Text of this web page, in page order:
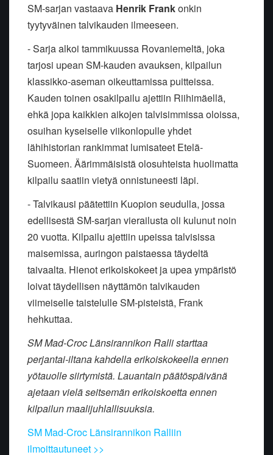
SM-sarjan vastaava Henrik Frankonkin
tyytyväinen talvikauden ilmeeseen.
- Sarja alkoi tammikuussa Rovaniemeltä, joka
tarjosi upean SM-kauden avauksen, kilpailun
klassikko-aseman oikeuttamissa puitteissa.
Kauden toinen osakilpailu ajettiin Riihimäellä,
ehkä jopa kaikkien aikojen talvisimmissa oloissa,
osuihan kyseiselle viikonlopulle yhdet
lähihistorian rankimmat lumisateet Etelä-
Suomeen. Äärimmäisistä olosuhteista huolimatta
kilpailu saatiin vietyä onnistuneesti läpi.
- Talvikausi päätettiin Kuopion seudulla, jossa
edellisestä SM-sarjan vierailusta oli kulunut noin
20 vuotta. Kilpailu ajettiin upeissa talvisissa
maisemissa, auringon paistaessa täydeltä
taivaalta. Hienot erikoiskokeet ja upea ympäristö
loivat täydellisen näyttämön talvikauden
viimeiselle taistelulle SM-pisteistä, Frank
hehkuttaa.
SM Mad-Croc Länsirannikon Ralli starttaa
perjantai-iltana kahdella erikoiskokeella ennen
yötauolle siirtymistä. Lauantain päätöspäivänä
ajetaan vielä seitsemän erikoiskoetta ennen
kilpailun maalijuhlallisuuksia.
SM Mad-Croc Länsirannikon Ralliin
ilmoittautuneet >>